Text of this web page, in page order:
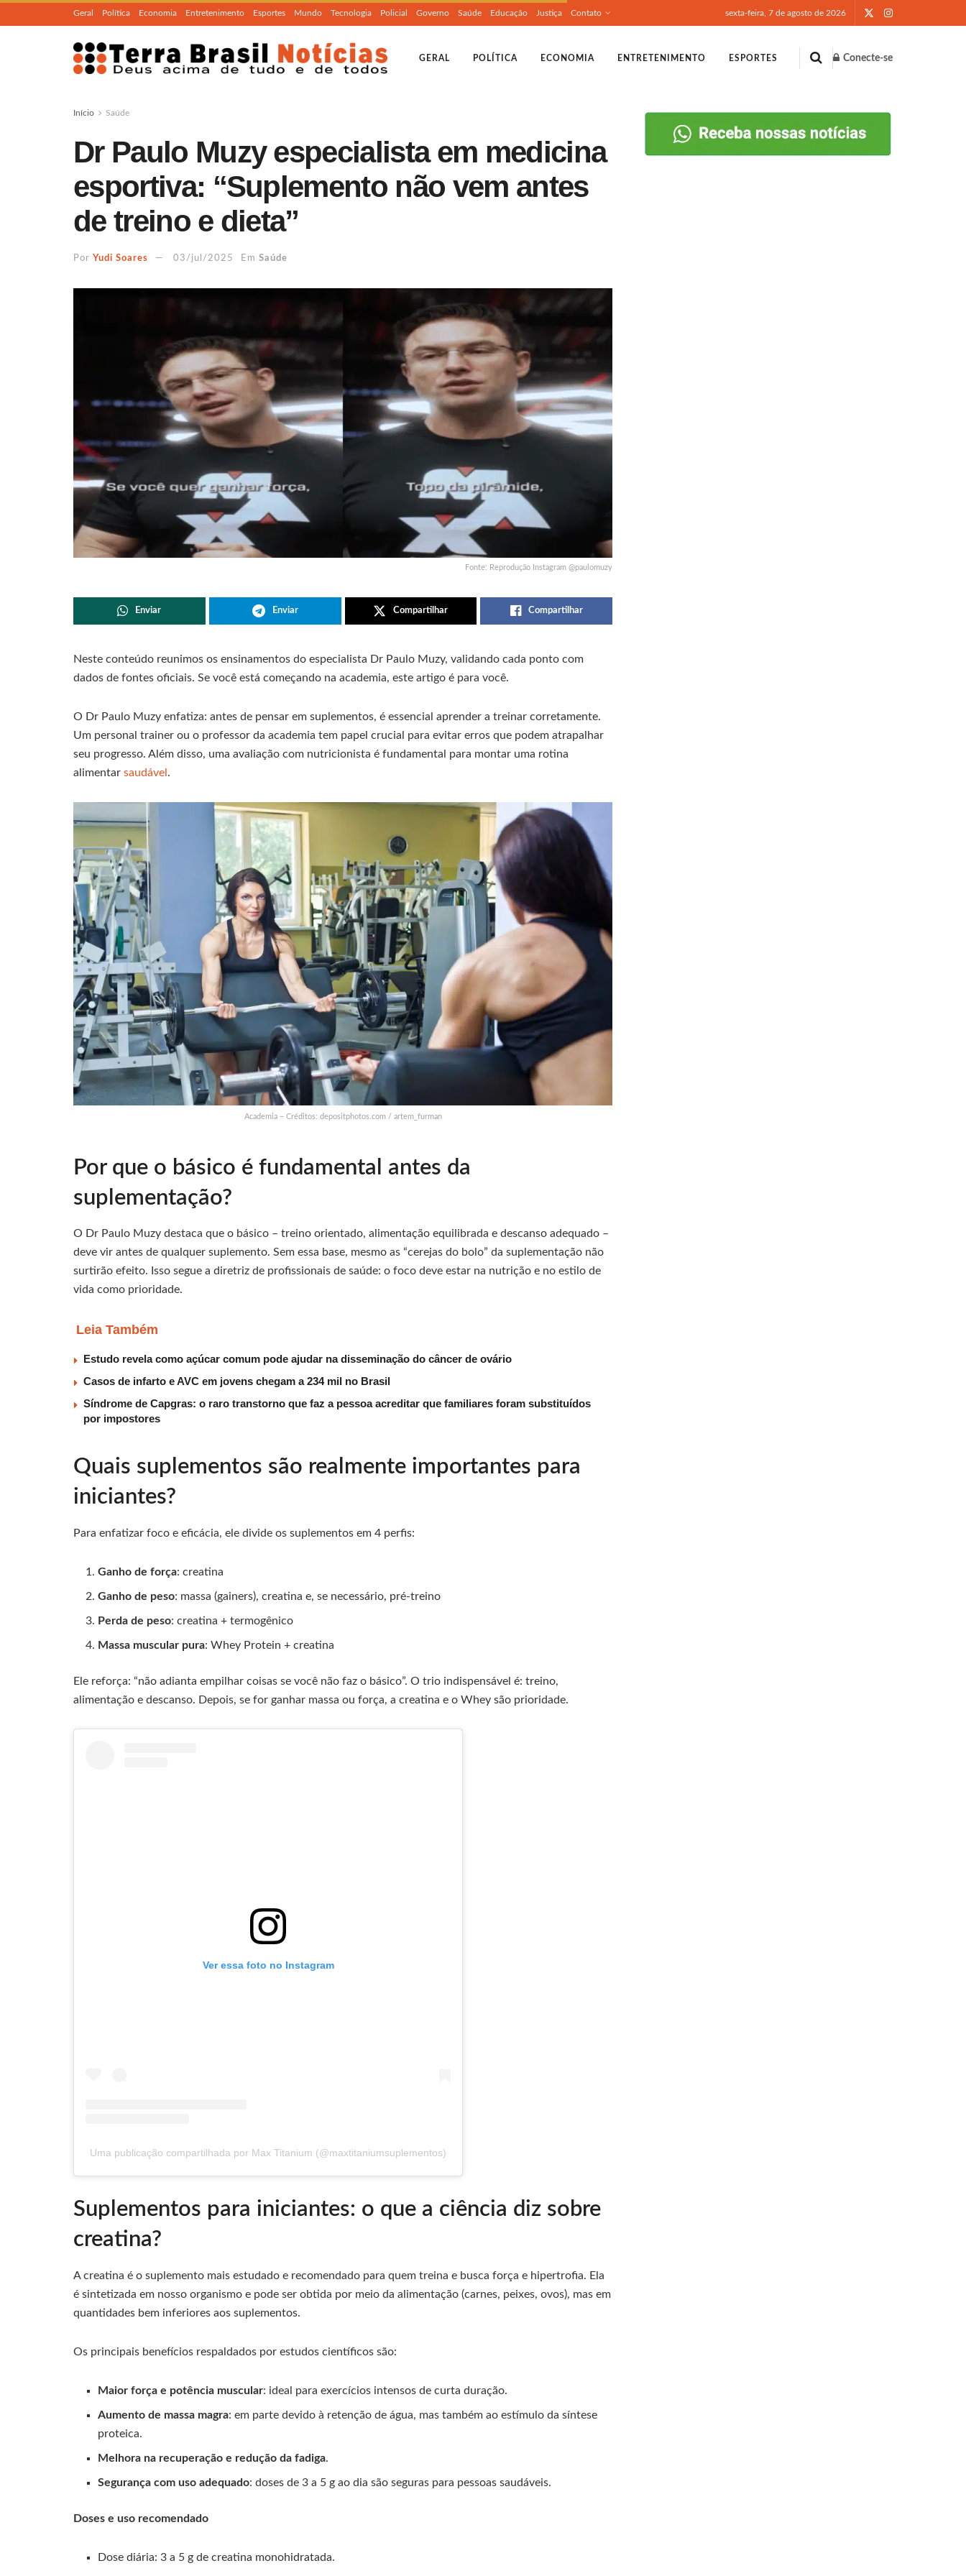
Geral Política Economia Entretenimento Esportes Mundo Tecnologia Policial Governo Saúde Educação Justiça Contato sexta-feira, 7 de agosto de 2026
GERAL POLÍTICA ECONOMIA ENTRETENIMENTO ESPORTES Conecte-se
Início Saúde
Dr Paulo Muzy especialista em medicina
esportiva: “Suplemento não vem antes
de treino e dieta”
Por Yudi Soares 03/jul/2025 Em Saúde
Fonte: Reprodução Instagram @paulomuzy
Enviar Enviar Compartilhar Compartilhar
Neste conteúdo reunimos os ensinamentos do especialista Dr Paulo Muzy, validando cada ponto com
dados de fontes oficiais. Se você está começando na academia, este artigo é para você.
O Dr Paulo Muzy enfatiza: antes de pensar em suplementos, é essencial aprender a treinar corretamente.
Um personal trainer ou o professor da academia tem papel crucial para evitar erros que podem atrapalhar
seu progresso. Além disso, uma avaliação com nutricionista é fundamental para montar uma rotina
alimentar saudável .
Academia – Créditos: depositphotos.com / artem_furman
Por que o básico é fundamental antes da
suplementação?
O Dr Paulo Muzy destaca que o básico – treino orientado, alimentação equilibrada e descanso adequado –
deve vir antes de qualquer suplemento. Sem essa base, mesmo as “cerejas do bolo” da suplementação não
surtirão efeito. Isso segue a diretriz de profissionais de saúde: o foco deve estar na nutrição e no estilo de
vida como prioridade.
Leia Também
Estudo revela como açúcar comum pode ajudar na disseminação do câncer de ovário
Casos de infarto e AVC em jovens chegam a 234 mil no Brasil
Síndrome de Capgras: o raro transtorno que faz a pessoa acreditar que familiares foram substituídos
por impostores
Quais suplementos são realmente importantes para
iniciantes?
Para enfatizar foco e eficácia, ele divide os suplementos em 4 perfis:
Ganho de força: creatina
Ganho de peso: massa (gainers), creatina e, se necessário, pré‑treino
Perda de peso: creatina + termogênico
Massa muscular pura: Whey Protein + creatina
Ele reforça: “não adianta empilhar coisas se você não faz o básico”. O trio indispensável é: treino,
alimentação e descanso. Depois, se for ganhar massa ou força, a creatina e o Whey são prioridade.
Ver essa foto no Instagram
Uma publicação compartilhada por Max Titanium (@maxtitaniumsuplementos)
Suplementos para iniciantes: o que a ciência diz sobre
creatina?
A creatina é o suplemento mais estudado e recomendado para quem treina e busca força e hipertrofia. Ela
é sintetizada em nosso organismo e pode ser obtida por meio da alimentação (carnes, peixes, ovos), mas em
quantidades bem inferiores aos suplementos.
Os principais benefícios respaldados por estudos científicos são:
Maior força e potência muscular: ideal para exercícios intensos de curta duração.
Aumento de massa magra: em parte devido à retenção de água, mas também ao estímulo da síntese
proteica.
Melhora na recuperação e redução da fadiga.
Segurança com uso adequado: doses de 3 a 5 g ao dia são seguras para pessoas saudáveis.
Doses e uso recomendado
Dose diária: 3 a 5 g de creatina monohidratada.